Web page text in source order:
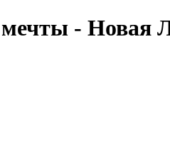
мечты - Новая